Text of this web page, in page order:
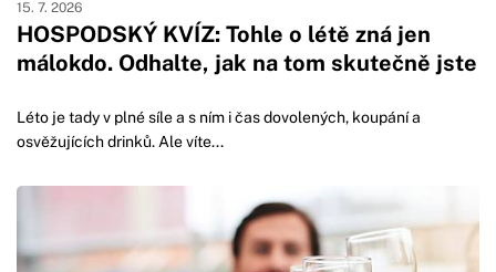
HOSPODSKÝ KVÍZ: Tohle o létě zná jen
málokdo. Odhalte, jak na tom skutečně jste
15. 7. 2026
Léto je tady v plné síle a s ním i čas dovolených, koupání a
osvěžujících drinků. Ale víte...